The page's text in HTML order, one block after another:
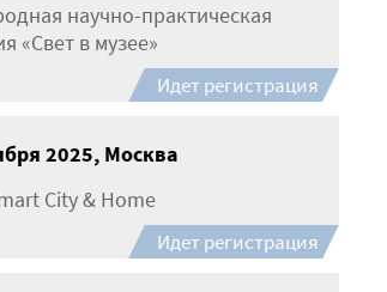
научно-практическая
«Свет в музее»
Идет регистрация
2025, Москва
City & Home
Идет регистрация